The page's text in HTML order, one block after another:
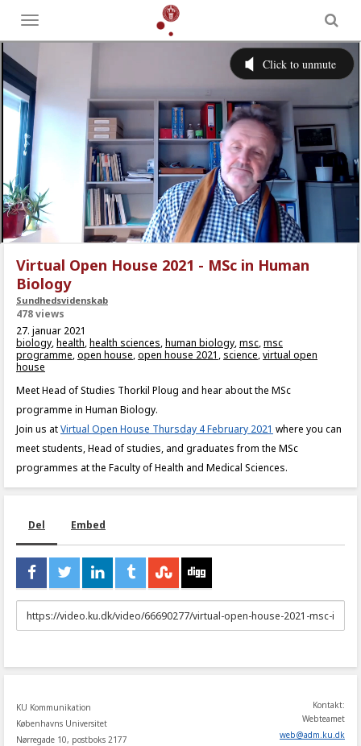
Toggle
menu
Virtual Open House 2021 - MSc in Human
Biology
Sundhedsvidenskab
478 views
27. januar 2021
biology,health,health sciences,human biology,msc,msc
programme,open house,open house 2021 , science,virtual open
house
Meet Head of Studies Thorkil Ploug and hear about the MSc
programme in Human Biology.
Join us atVirtual Open House Thursday 4 February 2021 where you can
meet students, Head of studies, and graduates from the MSc
programmes at the Faculty of Health and Medical Sciences.
Del Embed
URL
to
KU Kommunikation
Københavns Universitet
Nørregade 10, postboks 2177
Kontakt:
Webteamet
web@adm.ku.dk